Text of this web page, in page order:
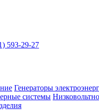
593-29-27
Генераторы
системы